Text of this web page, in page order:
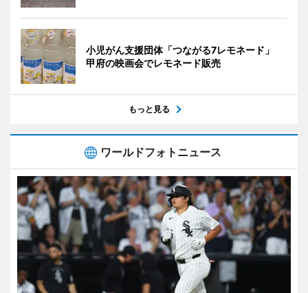
小児がん支援団体「つながる7レモネード」
甲府の映画会でレモネード販売
もっと見る
ワールドフォトニュース